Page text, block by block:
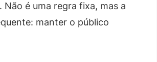
Não é uma regra fixa, mas a
manter o público